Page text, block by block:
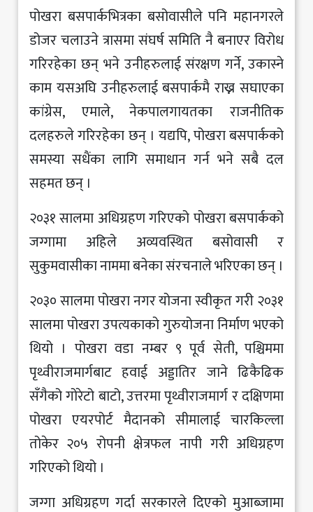
पोखरा बसपार्कभित्रका बसोवासीले पनि महानगरले
डोजर चलाउने त्रासमा संघर्ष समिति नै बनाएर विरोध
गरिरहेका छन् भने उनीहरुलाई संरक्षण गर्ने, उकास्ने
काम यसअघि उनीहरुलाई बसपार्कमै राख्न सघाएका
कांग्रेस, एमाले, नेकपालगायतका राजनीतिक
दलहरुले गरिरहेका छन् । यद्यपि, पोखरा बसपार्कको
समस्या सधैंका लागि समाधान गर्न भने सबै दल
सहमत छन् ।
२०३१ सालमा अधिग्रहण गरिएको पोखरा बसपार्कको
जग्गामा अहिले अव्यवस्थित बसोवासी र
सुकुमवासीका नाममा बनेका संरचनाले भरिएका छन् ।
२०३० सालमा पोखरा नगर योजना स्वीकृत गरी २०३१
सालमा पोखरा उपत्यकाको गुरुयोजना निर्माण भएको
थियो । पोखरा वडा नम्बर ९ पूर्व सेती, पश्चिममा
पृथ्वीराजमार्गबाट हवाई अड्डातिर जाने ढिकैढिक
सँगैको गोरेटो बाटो, उत्तरमा पृथ्वीराजमार्ग र दक्षिणमा
पोखरा एयरपोर्ट मैदानको सीमालाई चारकिल्ला
तोकेर २०५ रोपनी क्षेत्रफल नापी गरी अधिग्रहण
गरिएको थियो ।
जग्गा अधिग्रहण गर्दा सरकारले दिएको मुआब्जामा